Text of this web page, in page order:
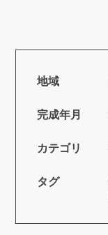
地域
完成年月
カテゴリ
タグ